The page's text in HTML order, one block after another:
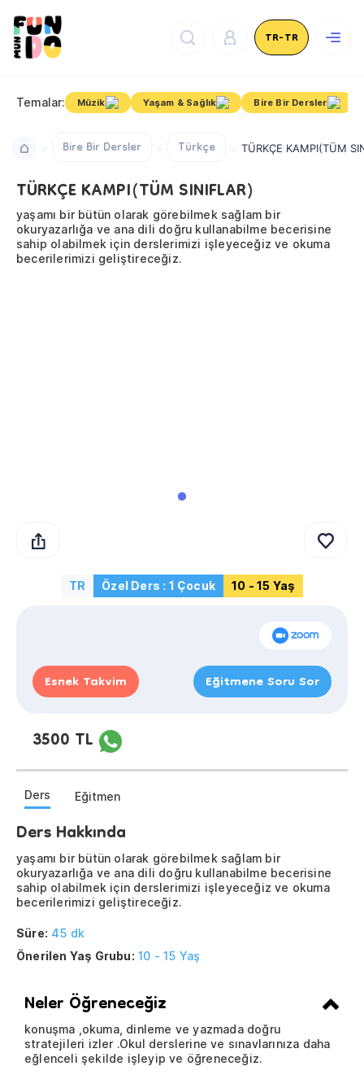
TR-TR
Temalar: Müzik Yaşam & Sağlık Bire Bir Dersler
Bire Bir Dersler Türkçe TÜRKÇE KAMPI(TÜM
TÜRKÇE KAMPI(TÜM SINIFLAR)
yaşamı bir bütün olarak görebilmek sağlam bir
okuryazarlığa ve ana dili doğru kullanabilme becerisine
sahip olabilmek için derslerimizi işleyeceğiz ve okuma
becerilerimizi geliştireceğiz.
TR Özel Ders : 1 Çocuk 10 - 15 Yaş
Esnek Takvim Eğitmene Soru Sor
3500 TL
Ders Eğitmen
Ders Hakkında
yaşamı bir bütün olarak görebilmek sağlam bir
okuryazarlığa ve ana dili doğru kullanabilme becerisine
sahip olabilmek için derslerimizi işleyeceğiz ve okuma
becerilerimizi geliştireceğiz.
Süre: 45 dk
Önerilen Yaş Grubu: 10 - 15 Yaş
Neler Öğreneceğiz
konuşma ,okuma, dinleme ve yazmada doğru
stratejileri izler .Okul derslerine ve sınavlarınıza daha
eğlenceli şekilde işleyip ve öğreneceğiz.